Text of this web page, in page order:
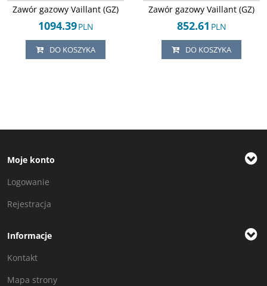
Zawór gazowy Vaillant (GZ)
1094.39PLN
DO KOSZYKA
Zawór gazowy Vaillant (GZ)
852.61 PLN
DO KOSZYKA
Moje konto
Logowanie
Rejestracja
Informacje
Kontakt
Mapa strony